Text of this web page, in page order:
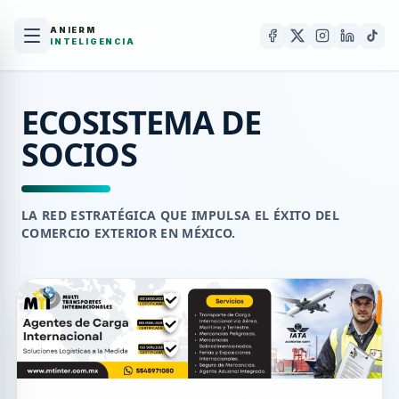
ANIERM
INTELIGENCIA
ECOSISTEMA DE
SOCIOS
LA RED ESTRATÉGICA QUE IMPULSA EL ÉXITO DEL
COMERCIO EXTERIOR EN MÉXICO.